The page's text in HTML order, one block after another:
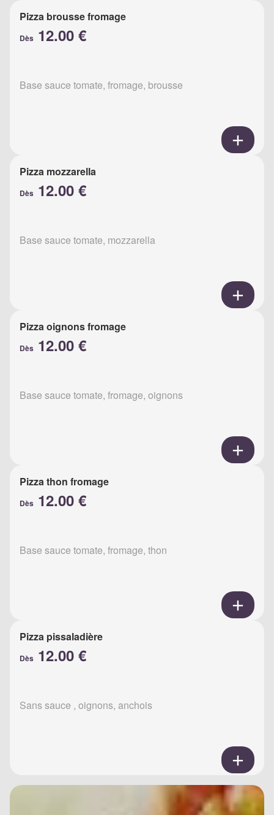
Pizza brousse fromage
Dès 12.00 €
Base sauce tomate, fromage, brousse
Pizza mozzarella
Dès 12.00 €
Base sauce tomate, mozzarella
Pizza oignons fromage
Dès 12.00 €
Base sauce tomate, fromage, oignons
Pizza thon fromage
Dès 12.00 €
Base sauce tomate, fromage, thon
Pizza pissaladière
Dès 12.00 €
Sans sauce , oignons, anchois